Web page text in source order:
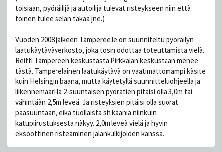
toisiaan, pyöräilijä ja autoilija tulevat risteykseen niin että
toinen tulee selän takaa jne.)
Vuoden 2008 jälkeen Tampereelle on suunniteltu pyöräilyn
laatukäytäväverkosto, joka tosin odottaa toteuttamista vielä.
Reitti Tampereen keskustasta Pirkkalan keskustaan menee
tästä. Tamperelainen laatukäytävä on vaatimattomampi käsite
kuin Helsingin baana, mutta käytetyllä suunnitteluohjeella ja
liikennemäärillä 2-suuntaisen pyörätien pitäisi olla 3,0m tai
vähintään 2,5m leveä. Ja risteyksien pitäisi olla suorat
pääsuuntaan, eikä tuollaista shikaania niinkuin
katupiirustuksesta näkyy. 2,0m leveä vielä ja hyvin
eksoottinen risteäminen jalankulkijoiden kanssa.